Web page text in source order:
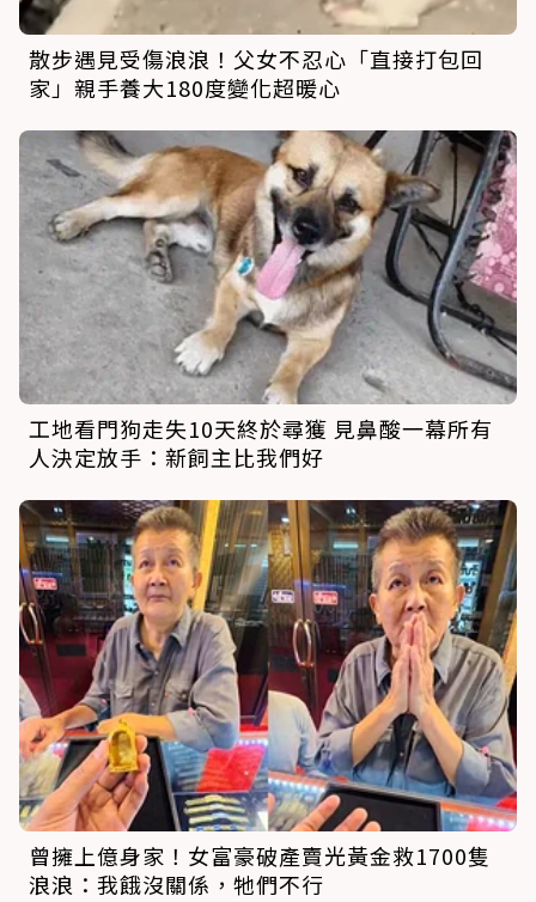
散步遇見受傷浪浪！父女不忍心「直接打包回
家」親手養大180度變化超暖心
工地看門狗走失10天終於尋獲 見鼻酸一幕所有
人決定放手：新飼主比我們好
曾擁上億身家！女富豪破產賣光黃金救1700隻
浪浪：我餓沒關係，牠們不行